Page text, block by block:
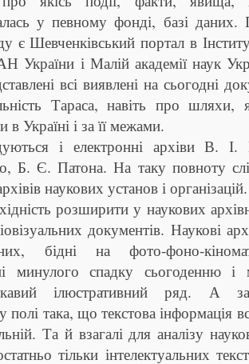
у певному фонді, базі
є Шевченківський портал в
України і Малій академії наук
всі виявлені на сьогодні
Тараса, навіть про
Україні і за її межами.
і електронні архіви В.
Б. Є. Патона. На таку повноту
наукових установ і організацій.
розширити у наукових
документів. Наукові
бідні на фото-фоно-
минулого спадку сьогоденню і
ілюстративний ряд. А
полі така, що текстова інформація
Та й взагалі для аналізу
тільки інтелектуальних